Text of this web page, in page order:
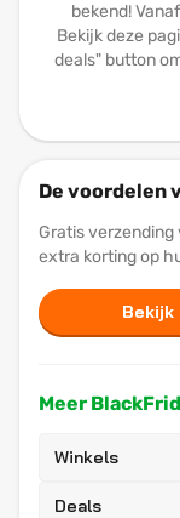
bekend!
Bekijk deze
deals" button
De voordelen
Gratis
extra korting op
Bekijk
Meer
Winkels
Deals